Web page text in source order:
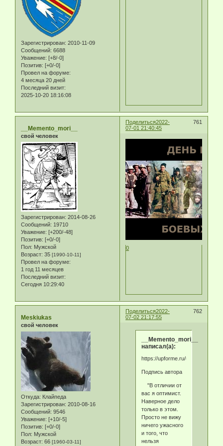
Зарегистрирован: 2010-11-09
Сообщений: 6688
Уважение: [+8/-0]
Позитив: [+0/-0]
Провел на форуме:
4 месяца 20 дней
Последний визит:
2025-10-20 18:16:08
Поделиться 761
2022-
07-01 21:40:45
__Memento_mori__
свой человек
Зарегистрирован: 2014-08-26
Сообщений: 19710
Уважение: [+200/-48]
Позитив: [+0/-0]
Пол: Мужской
Возраст: 35 [1990-10-11]
Провел на форуме:
1 год 11 месяцев
Последний визит:
Сегодня 10:29:40
0
Поделиться 762
2022-
07-02 21:17:55
Meskiukas
свой человек
Откуда: Клайпеда
Зарегистрирован: 2010-08-16
Сообщений: 9546
Уважение: [+10/-5]
Позитив: [+0/-0]
Пол: Мужской
Возраст: 66 [1960-03-11]
__Memento_mori__
написал(а):
https://upforme.ru/uploads/000a/
Подпись автора
"В отличии от
вас я оптимист.
Наверное дело
только в этом.
Просто не вижу
ничего ужасного
и того, что
нельзя